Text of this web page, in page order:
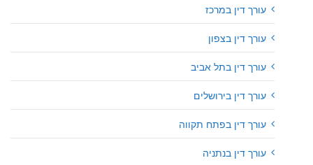
עורך דין במרכז
עורך דין בצפון
עורך דין בתל אביב
עורך דין בירושלים
עורך דין בפתח תקווה
עורך דין בנתניה